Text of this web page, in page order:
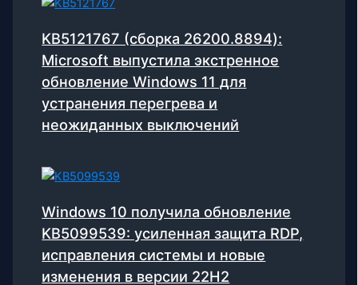
KB5121767 (сборка 26200.8894):
Microsoft выпустила экстренное
обновление Windows 11 для
устранения перегрева и
неожиданных выключений
Windows 10 получила обновление
KB5099539: усиленная защита RDP,
исправления системы и новые
изменения в версии 22H2